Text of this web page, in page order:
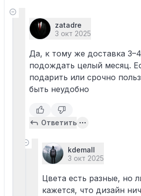
zatadre
3 окт 2025
Да, к тому же доставка
подождать целый месяц.
подарить или срочно
быть неудобно
Ответить
kdemall
3 окт 2025
Цвета есть разные, но
кажется, что дизайн